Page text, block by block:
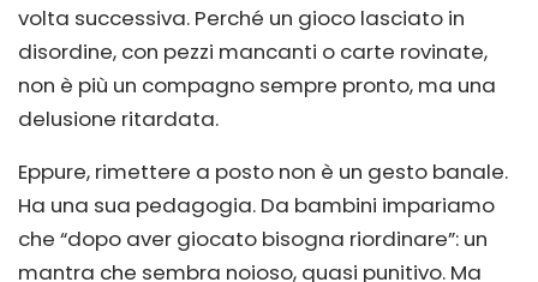
volta successiva. Perché un gioco lasciato in
disordine, con pezzi mancanti o carte rovinate,
non è più un compagno sempre pronto, ma una
delusione ritardata.
Eppure, rimettere a posto non è un gesto banale.
Ha una sua pedagogia. Da bambini impariamo
che “dopo aver giocato bisogna riordinare”: un
mantra che sembra noioso, quasi punitivo. Ma